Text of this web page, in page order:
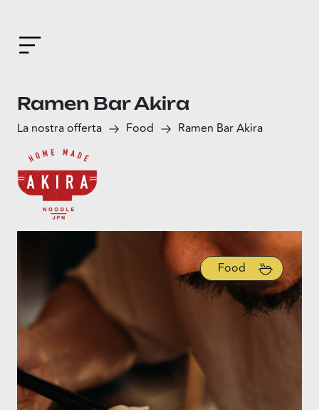
Ramen Bar Akira
La nostra offerta Food Ramen Bar Akira
Food